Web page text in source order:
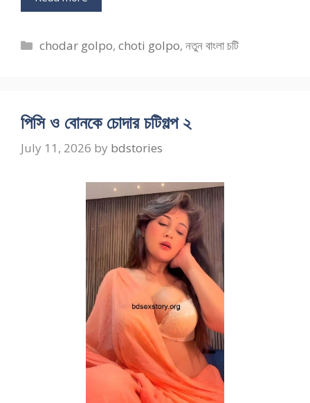
Categories
chodar golpo,choti golpo,নতুন বাংলা চটি
পিসি ও বোনকে চোদার চটিগল্প ২
July 11, 2026 by bdstories